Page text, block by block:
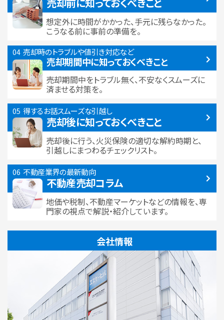
想定外に時間がかかった、手元に残らなかった。
こうなる前に事前の準備を。
売却時のトラブルや値引き対応など
売却期間中に知っておくべきこと
売却期間中をトラブル無く、不安なくスムーズに
済ませる対策を。
得するお話スムーズな引越し
売却後に知っておくべきこと
売却後に行う、火災保険の適切な解約時期と、
引越しにまつわるチェックリスト。
不動産業界の最新動向
不動産売却コラム
地価や税制、不動産マーケットなどの情報を、専
門家の視点で解説・紹介しています。
会社情報